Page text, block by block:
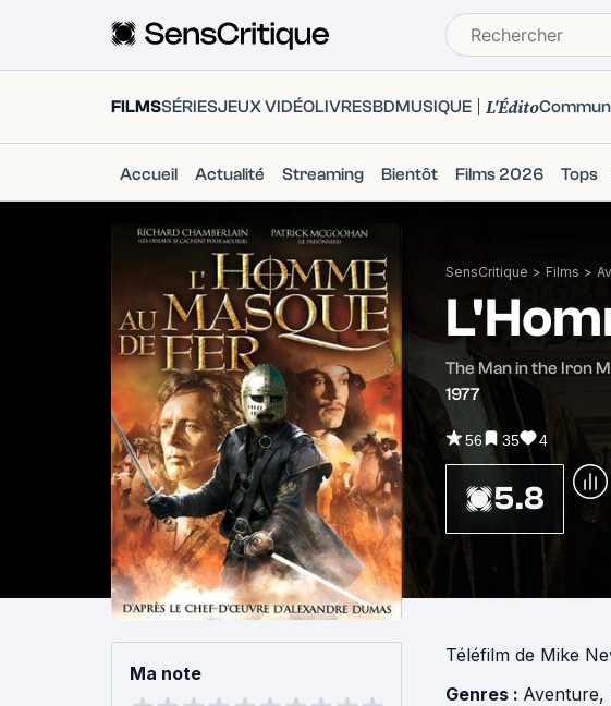
FILMSSÉRIESJEUX VIDÉOLIVRESBDMUSIQUE L'Édito
Accueil Actualité Streaming Bientôt Films 2026 Tops
SensCritique > Films >
The Man in the Iron
1977
56 35 4
5.8
Ma note
Téléfilm de Mike
Genres : Aventure,